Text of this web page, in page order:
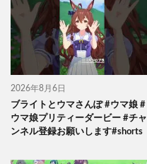
2026年8月6日
ブライトとウマさんぽ #ウマ娘 #
ウマ娘プリティーダービー #チャ
ンネル登録お願いします#shorts